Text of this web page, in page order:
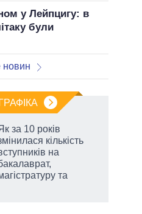
у Лейпцигу: в
були
новин
за 10 років
кількість
на
та